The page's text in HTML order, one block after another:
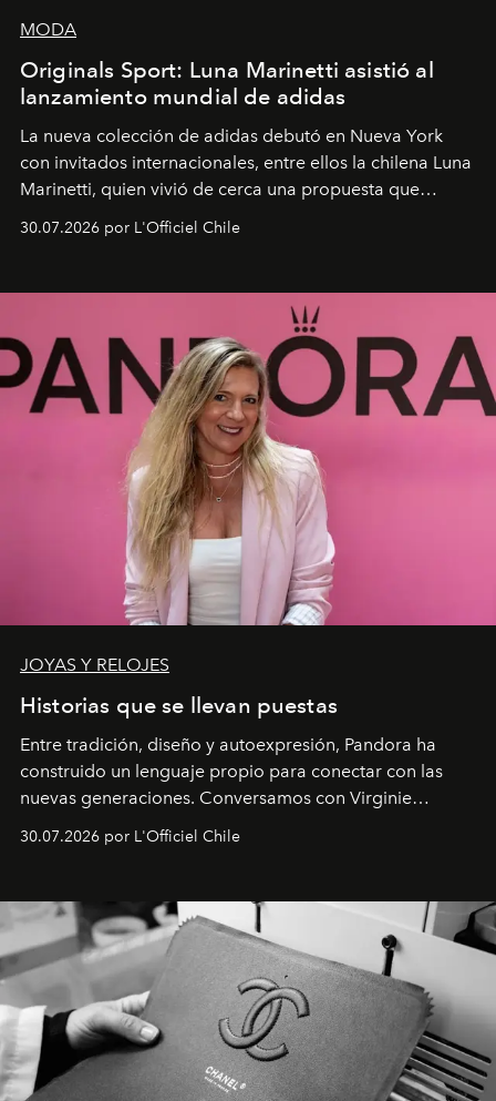
MODA
Originals Sport: Luna Marinetti asistió al
lanzamiento mundial de adidas
La nueva colección de adidas debutó en Nueva York
con invitados internacionales, entre ellos la chilena Luna
Marinetti, quien vivió de cerca una propuesta que
fusiona moda y rendimiento.
30.07.2026 por L'Officiel Chile
JOYAS Y RELOJES
Historias que se llevan puestas
Entre tradición, diseño y autoexpresión, Pandora ha
construido un lenguaje propio para conectar con las
nuevas generaciones. Conversamos con Virginie
Dubray, la responsable de marketing para
Latinoamérica, sobre identidad, cultura y el valor
30.07.2026 por L'Officiel Chile